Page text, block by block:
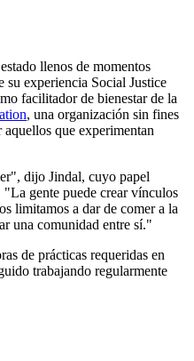
llenos de momentos
su experiencia Social Justice
facilitador de bienestar de la
, una organización sin fines
que experimentan
dijo Jindal, cuyo papel
gente puede crear vínculos
limitamos a dar de comer a la
una comunidad entre sí."
de prácticas requeridas en
trabajando regularmente